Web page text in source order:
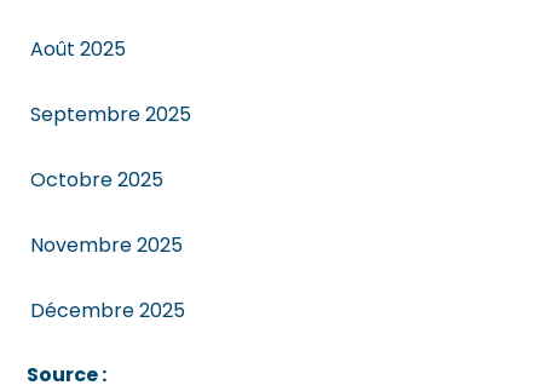
Août 2025
Septembre 2025
Octobre 2025
Novembre 2025
Décembre 2025
Source :